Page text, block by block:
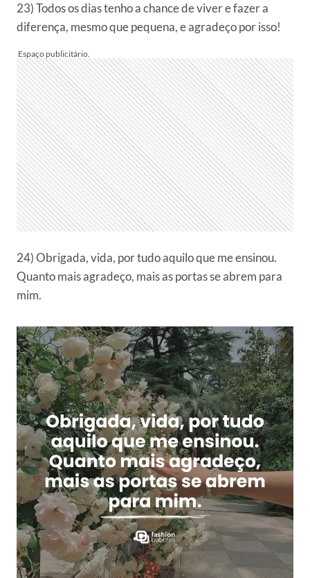
23) Todos os dias tenho a chance de viver e fazer a
diferença, mesmo que pequena, e agradeço por isso!
24) Obrigada, vida, por tudo aquilo que me ensinou.
Quanto mais agradeço, mais as portas se abrem para
mim.